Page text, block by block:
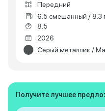
Передний
6.5 смешанный / 8.3
8.5
2026
Серый металлик /
Получите лучшее